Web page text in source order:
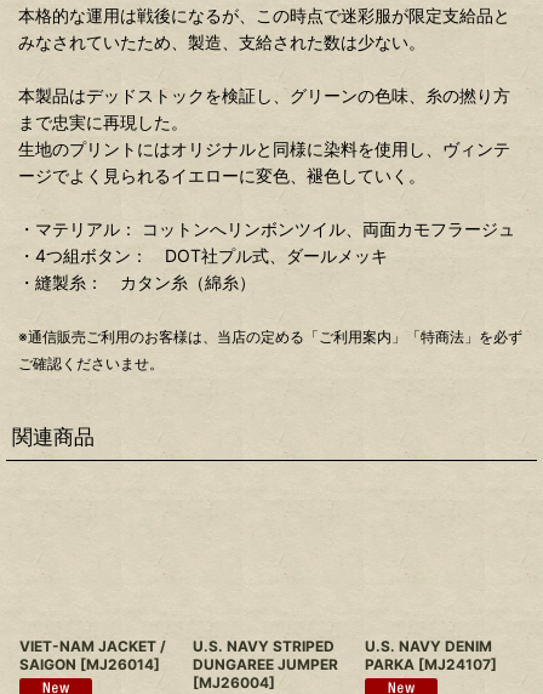
本格的な運用は戦後になるが、この時点で迷彩服が限定支給品と
みなされていたため、製造、支給された数は少ない。
本製品はデッドストックを検証し、グリーンの色味、糸の撚り方
まで忠実に再現した。
生地のプリントにはオリジナルと同様に染料を使用し、ヴィンテ
ージでよく見られるイエローに変色、褪色していく。
・マテリアル： コットンへリンボンツイル、両面カモフラージュ
・4つ組ボタン： DOT社プル式、ダールメッキ
・縫製糸： カタン糸（綿糸）
※通信販売ご利用のお客様は、当店の定める「ご利用案内」「特商法」を必ず
ご確認くださいませ。
関連商品
VIET-NAM JACKET /
SAIGON [MJ26014]
U.S. NAVY STRIPED
DUNGAREE JUMPER
[MJ26004]
U.S. NAVY DENIM
PARKA [MJ24107]